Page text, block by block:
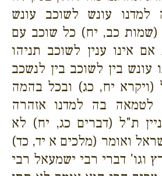
למדנו עונש לשוכב עונש
(שמות כב, יח) כל שוכב עם
אינו ענין לשוכב תניהו
עונש בין לשוכב בין לנשכב
(ויקרא יח, כג) ובכל בהמה
בה למדנו אזהרה
ת"ל (דברים כג, יח) לא
ואומר (מלכים א יד, כד)
וגו' דברי רבי ישמעאל רבי